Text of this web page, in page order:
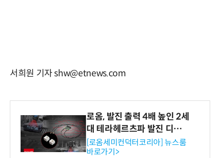
서희원 기자 shw@etnews.com
로옴, 발진 출력 4배 높인 2세
대 테라헤르츠파 발진 디바이
스 개발
[로옴세미컨덕터코리아] 뉴스룸
바로가기>